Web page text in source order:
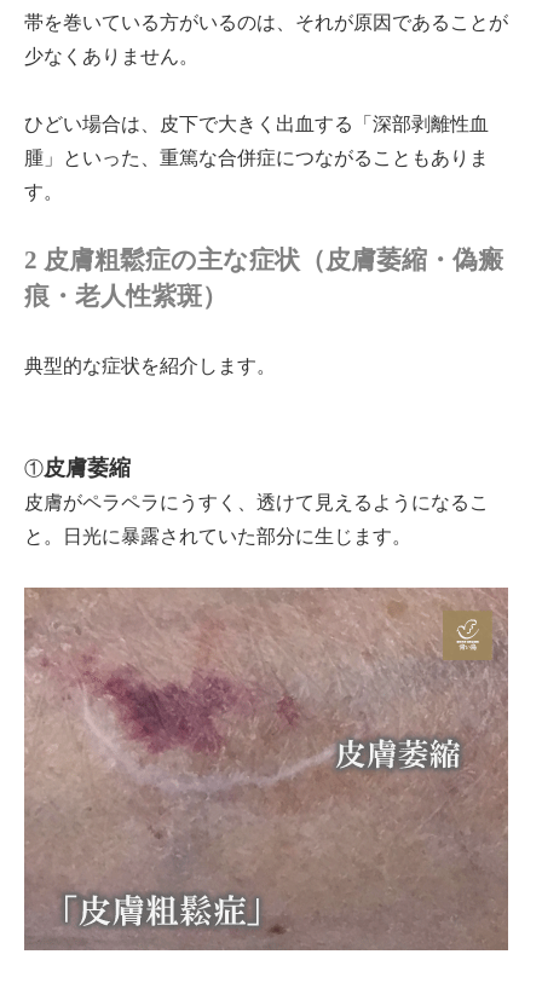
帯を巻いている方がいるのは、それが原因であることが
少なくありません。
ひどい場合は、皮下で大きく出血する「深部剥離性血
腫」といった、重篤な合併症につながることもありま
す。
2 皮膚粗鬆症の主な症状（皮膚萎縮・偽瘢
痕・老人性紫斑）
典型的な症状を紹介します。
①皮膚萎縮
皮膚がペラペラにうすく、透けて見えるようになるこ
と。日光に暴露されていた部分に生じます。